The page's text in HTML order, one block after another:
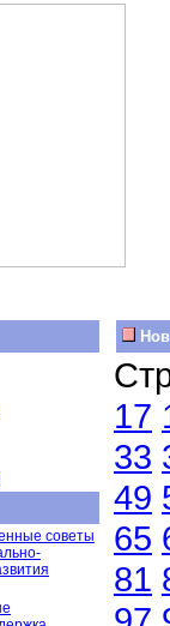
советы
17
33
49
65
81